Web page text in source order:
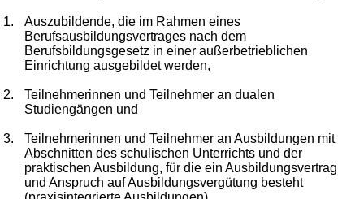
1.
Auszubildende, die im Rahmen eines
Berufsausbildungsvertrages nach dem
Berufsbildungsgesetz in einer außerbetrieblichen
Einrichtung ausgebildet werden,
2.
Teilnehmerinnen und Teilnehmer an dualen
Studiengängen und
3.
Teilnehmerinnen und Teilnehmer an Ausbildungen mit
Abschnitten des schulischen Unterrichts und der
praktischen Ausbildung, für die ein Ausbildungsvertrag
und Anspruch auf Ausbildungsvergütung besteht